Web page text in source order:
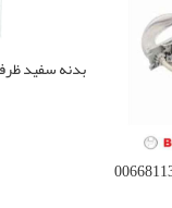
بدنه سفید